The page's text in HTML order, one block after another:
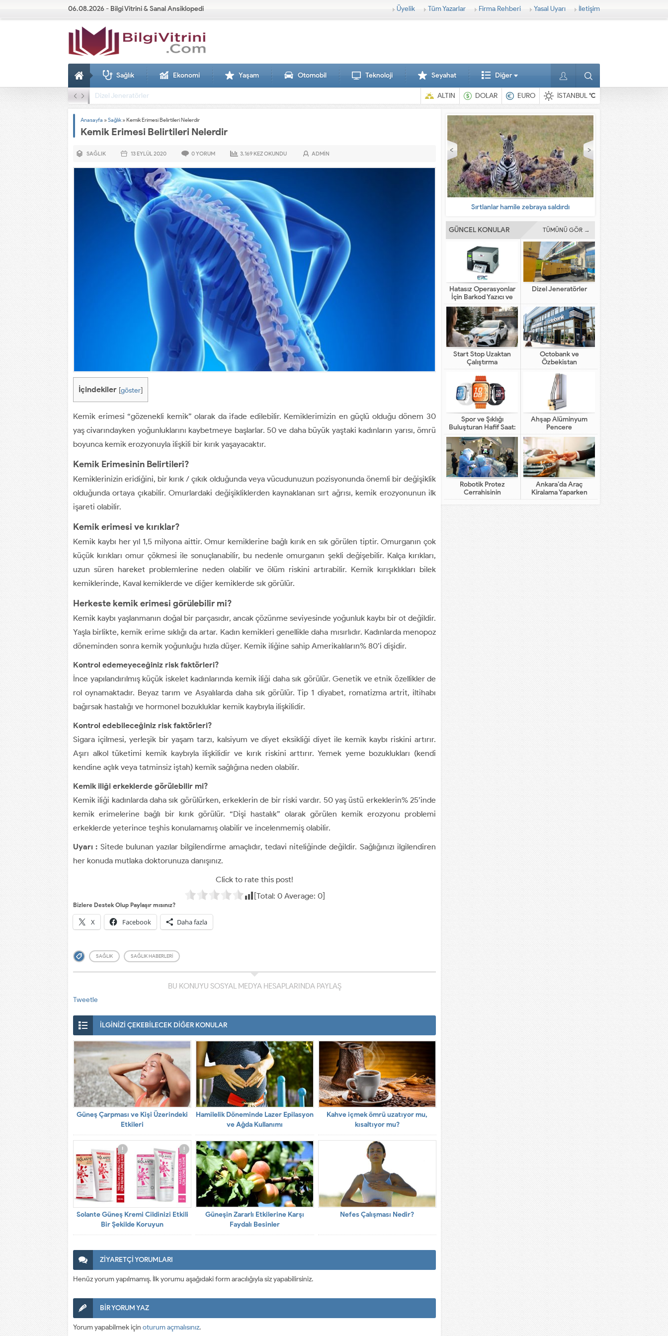
06.08.2026 - Bilgi Vitrini & Sanal Ansiklopedi Üyelik Tüm Yazarlar Firma Rehberi Yasal Uyarı İletişim
Sağlık Ekonomi Yaşam Otomobil Teknoloji Seyahat Diğer
Dizel Jeneratörler ALTIN DOLAR EURO İSTANBUL°C
Anasayfa »Sağlık »Kemik Erimesi Belirtileri Nelerdir
Kemik Erimesi Belirtileri Nelerdir
SAĞLIK 13 EYLÜL2020 0YORUM 3.169 KEZ OKUNDU ADMIN
İçindekiler [göster]
Kemik erimesi “gözenekli kemik” olarak da ifade edilebilir. Kemiklerimizin en güçlü olduğu dönem 30
yaş civarındayken yoğunluklarını kaybetmeye başlarlar. 50 ve daha büyük yaştaki kadınların yarısı, ömrü
boyunca kemik erozyonuyla ilişkili bir kırık yaşayacaktır.
Kemik Erimesinin Belirtileri?
Kemiklerinizin eridiğini, bir kırık / çıkık olduğunda veya vücudunuzun pozisyonunda önemli bir değişiklik
olduğunda ortaya çıkabilir. Omurlardaki değişikliklerden kaynaklanan sırt ağrısı, kemik erozyonunun ilk
işareti olabilir.
Kemik erimesi ve kırıklar?
Kemik kaybı her yıl 1,5 milyona aittir. Omur kemiklerine bağlı kırık en sık görülen tiptir. Omurganın çok
küçük kırıkları omur çökmesi ile sonuçlanabilir, bu nedenle omurganın şekli değişebilir. Kalça kırıkları,
uzun süren hareket problemlerine neden olabilir ve ölüm riskini artırabilir. Kemik kırışıklıkları bilek
kemiklerinde, Kaval kemiklerde ve diğer kemiklerde sık görülür.
Herkeste kemik erimesi görülebilir mi?
Kemik kaybı yaşlanmanın doğal bir parçasıdır, ancak çözünme seviyesinde yoğunluk kaybı bir ot değildir.
Yaşla birlikte, kemik erime sıklığı da artar. Kadın kemikleri genellikle daha mısırlıdır. Kadınlarda menopoz
döneminden sonra kemik yoğunluğu hızla düşer. Kemik iliğine sahip Amerikalıların% 80’i dişidir.
Kontrol edemeyeceğiniz risk faktörleri?
İnce yapılandırılmış küçük iskelet kadınlarında kemik iliği daha sık görülür. Genetik ve etnik özellikler de
rol oynamaktadır. Beyaz tarım ve Asyalılarda daha sık görülür. Tip 1 diyabet, romatizma artrit, iltihabı
bağırsak hastalığı ve hormonel bozukluklar kemik kaybıyla ilişkilidir.
Kontrol edebileceğiniz risk faktörleri?
Sigara içilmesi, yerleşik bir yaşam tarzı, kalsiyum ve diyet eksikliği diyet ile kemik kaybı riskini artırır.
Aşırı alkol tüketimi kemik kaybıyla ilişkilidir ve kırık riskini arttırır. Yemek yeme bozuklukları (kendi
kendine açlık veya tatminsiz iştah) kemik sağlığına neden olabilir.
Kemik iliği erkeklerde görülebilir mi?
Kemik iliği kadınlarda daha sık görülürken, erkeklerin de bir riski vardır. 50 yaş üstü erkeklerin% 25’inde
kemik erimelerine bağlı bir kırık görülür. “Dişi hastalık” olarak görülen kemik erozyonu problemi
erkeklerde yeterince teşhis konulamamış olabilir ve incelenmemiş olabilir.
Uyarı : Sitede bulunan yazılar bilgilendirme amaçlıdır, tedavi niteliğinde değildir. Sağlığınızı ilgilendiren
her konuda mutlaka doktorunuza danışınız.
Click to rate this post!
[Total: 0Average: 0]
Bizlere Destek Olup Paylaşır mısınız?
X Facebook Daha fazla
SAĞLIK SAĞLIK HABERLERI
BU KONUYU SOSYAL MEDYA HESAPLARINDA PAYLAŞ
Tweetle
İLGİNİZİ ÇEKEBİLECEK DİĞER KONULAR
Güneş Çarpması ve Kişi Üzerindeki
Etkileri
Hamilelik Döneminde Lazer Epilasyon
ve Ağda Kullanımı
Kahve içmek ömrü uzatıyor mu,
kısaltıyor mu?
Solante Güneş Kremi Cildinizi Etkili
Bir Şekilde Koruyun
Güneşin Zararlı Etkilerine Karşı
Faydalı Besinler
Nefes Çalışması Nedir?
ZİYARETÇİ YORUMLARI
Henüz yorum yapılmamış. İlk yorumu aşağıdaki form aracılığıyla siz yapabilirsiniz.
BİR YORUM YAZ
Yorum yapabilmek için oturum açmalısınız.
Sırtlanlar hamile zebraya saldırdı
GÜNCEL KONULAR TÜMÜNÜ GÖR →
Hatasız Operasyonlar
İçin Barkod Yazıcı ve
Otomasyon Sistemleri
Dizel Jeneratörler
Start Stop Uzaktan
Çalıştırma
Octobank ve
Özbekistan
Bankalarının Dijital
Finansal Altyapının
Gelişimindeki Yeni Rolü
Spor ve Şıklığı
Buluşturan Hafif Saat:
HUAWEI WATCH FIT 5
Pro
Ahşap Alüminyum
Pencere
Robotik Protez
Cerrahisinin
Geleneksel Cerrahiden
Farkı Nedir?
Ankara’da Araç
Kiralama Yaparken
Dikkat Edilecekler